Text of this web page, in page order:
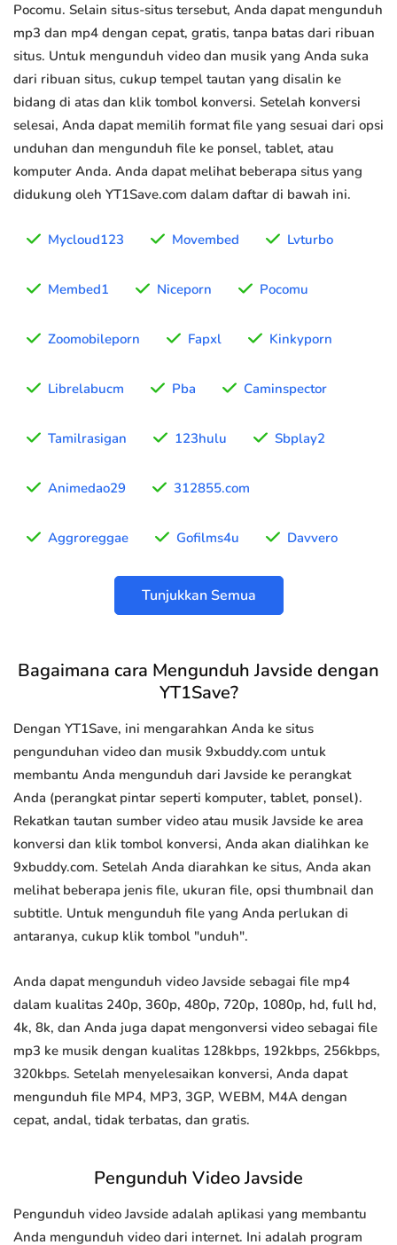
Pocomu. Selain situs-situs tersebut, Anda dapat mengunduh
mp3 dan mp4 dengan cepat, gratis, tanpa batas dari ribuan
situs. Untuk mengunduh video dan musik yang Anda suka
dari ribuan situs, cukup tempel tautan yang disalin ke
bidang di atas dan klik tombol konversi. Setelah konversi
selesai, Anda dapat memilih format file yang sesuai dari opsi
unduhan dan mengunduh file ke ponsel, tablet, atau
komputer Anda. Anda dapat melihat beberapa situs yang
didukung oleh YT1Save.com dalam daftar di bawah ini.
Mycloud123 Movembed Lvturbo
Membed1 Niceporn Pocomu
Zoomobileporn Fapxl Kinkyporn
Librelabucm Pba Caminspector
Tamilrasigan 123hulu Sbplay2
Animedao29 312855.com
Aggroreggae Gofilms4u Davvero
Tunjukkan Semua
Bagaimana cara Mengunduh Javside dengan
YT1Save?
Dengan YT1Save, ini mengarahkan Anda ke situs
pengunduhan video dan musik 9xbuddy.com untuk
membantu Anda mengunduh dari Javside ke perangkat
Anda (perangkat pintar seperti komputer, tablet, ponsel).
Rekatkan tautan sumber video atau musik Javside ke area
konversi dan klik tombol konversi, Anda akan dialihkan ke
9xbuddy.com. Setelah Anda diarahkan ke situs, Anda akan
melihat beberapa jenis file, ukuran file, opsi thumbnail dan
subtitle. Untuk mengunduh file yang Anda perlukan di
antaranya, cukup klik tombol "unduh".
Anda dapat mengunduh video Javside sebagai file mp4
dalam kualitas 240p, 360p, 480p, 720p, 1080p, hd, full hd,
4k, 8k, dan Anda juga dapat mengonversi video sebagai file
mp3 ke musik dengan kualitas 128kbps, 192kbps, 256kbps,
320kbps. Setelah menyelesaikan konversi, Anda dapat
mengunduh file MP4, MP3, 3GP, WEBM, M4A dengan
cepat, andal, tidak terbatas, dan gratis.
Pengunduh Video Javside
Pengunduh video Javside adalah aplikasi yang membantu
Anda mengunduh video dari internet. Ini adalah program